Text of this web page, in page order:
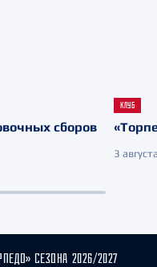
сборов
КЛУБ
3
СЕЗОНА 2026/2027